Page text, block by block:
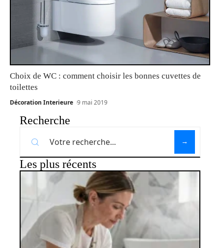
Choix de WC : comment choisir les bonnes cuvettes de
toilettes
Décoration Interieure 9 mai 2019
Recherche
Les plus récents